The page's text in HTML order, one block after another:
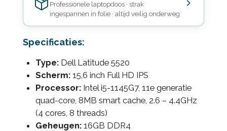
Professionele laptopdoos · strak
ingespannen in folie · altijd veilig onderweg
Specificaties:
Type:Dell Latitude 5520
Scherm:15,6 inch Full HD IPS
Processor:Intel i5-1145G7, 11e generatie
quad-core, 8MB smart cache, 2.6 – 4.4GHz
(4 cores, 8 threads)
Geheugen:16GB DDR4